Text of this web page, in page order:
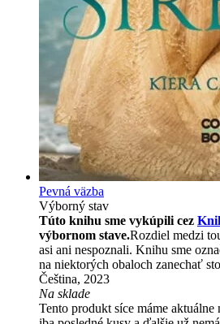
Pevná väzba
Výborný stav
Túto knihu sme vykúpili cez
výbornom stave.Rozdiel medzi
asi ani nespoznali. Knihu sme
na niektorých obaloch zanechať
Čeština, 2023
Na sklade
Tento produkt síce máme aktuálne